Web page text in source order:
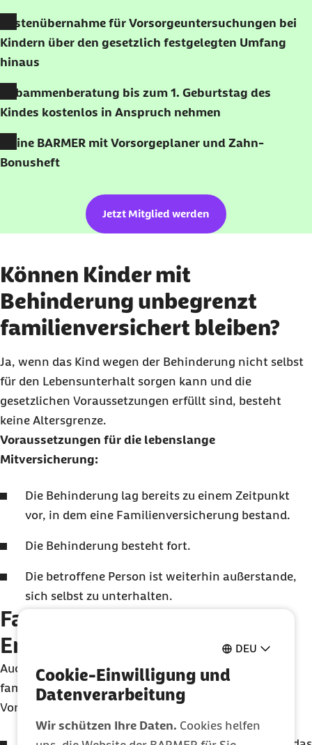
DEU
Cookie-Einwilligung und
Datenverarbeitung
Wir schützen Ihre Daten. Cookies helfen
Kostenübernahme für Vorsorgeuntersuchungen bei
Kindern über den gesetzlich festgelegten Umfang
hinaus
Hebammenberatung bis zum 1. Geburtstag des
Kindes kostenlos in Anspruch nehmen
Meine BARMER mit Vorsorgeplaner und Zahn-
Bonusheft
Jetzt Mitglied werden
Können Kinder mit
Behinderung unbegrenzt
familienversichert bleiben?
Ja, wenn das Kind wegen der Behinderung nicht selbst
für den Lebensunterhalt sorgen kann und die
gesetzlichen Voraussetzungen erfüllt sind, besteht
keine Altersgrenze.
Voraussetzungen für die lebenslange
Mitversicherung:
Die Behinderung lag bereits zu einem Zeitpunkt
vor, in dem eine Familienversicherung bestand.
Die Behinderung besteht fort.
Die betroffene Person ist weiterhin außerstande,
sich selbst zu unterhalten.
Familienversicherung für
Enkelkinder
Auch Enkelkinder können in Ausnahmefällen
familienversichert werden, wenn die gesetzlichen
Voraussetzungen erfüllt sind.